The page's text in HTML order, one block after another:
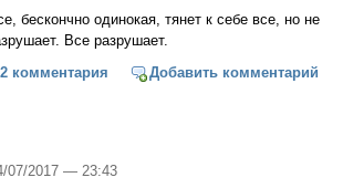
бескончно одинокая, тянет к себе все, но не
Все разрушает.
2 комментария Добавить комментарий
07/2017 — 23:43